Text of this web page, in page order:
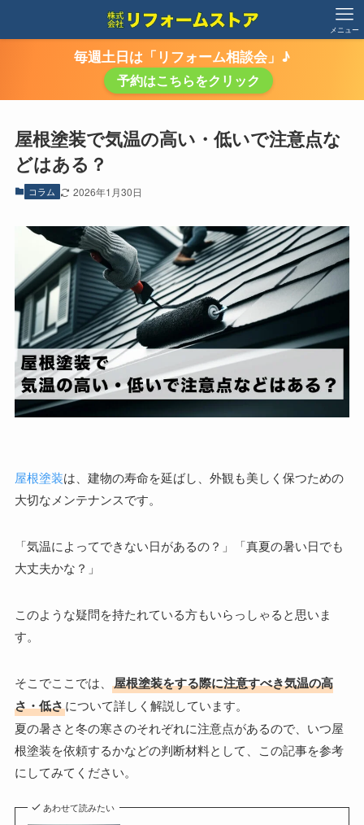
メニュー
毎週土日は「リフォーム相談会」♪
予約はこちらをクリック
屋根塗装で気温の高い・低いで注意点な
どはある？
コラム 2026年1月30日
屋根塗装は、建物の寿命を延ばし、外観も美しく保つための
大切なメンテナンスです。
「気温によってできない日があるの？」「真夏の暑い日でも
大丈夫かな？」
このような疑問を持たれている方もいらっしゃると思いま
す。
そこでここでは、 屋根塗装をする際に注意すべき気温の高
さ・低さについて詳しく解説しています。
夏の暑さと冬の寒さのそれぞれに注意点があるので、いつ屋
根塗装を依頼するかなどの判断材料として、この記事を参考
にしてみてください。
あわせて読みたい